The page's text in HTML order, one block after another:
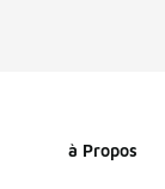
à Propos